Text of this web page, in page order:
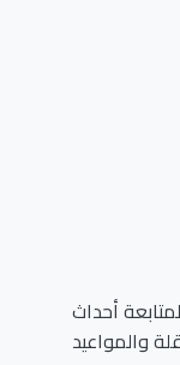
أحداث